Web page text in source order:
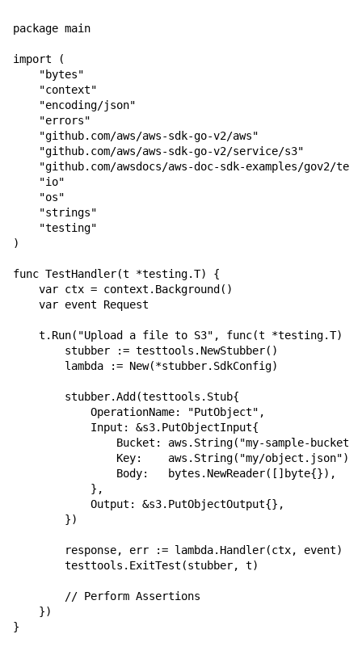
package main
import (
    "bytes"
    "context"
    "encoding/json"
    "errors"
    "github.com/aws/aws-sdk-go-v2/aws"
    "github.com/aws/aws-sdk-go-v2/service/s3"
"github.com/awsdocs/aws-doc-sdk-examples/gov2/
    "io"
    "os"
    "strings"
    "testing"
)
func TestHandler(t *testing.T) {
    var ctx = context.Background()
    var event Request
    t.Run("Upload a file to S3", func(t *testing.T) {
        stubber := testtools.NewStubber()
        lambda := New(*stubber.SdkConfig)
        stubber.Add(testtools.Stub{
            OperationName: "PutObject",
            Input: &s3.PutObjectInput{
Bucket: aws.String("my-sample-
                Key:    aws.String("my/object.json"),
                Body:   bytes.NewReader([]byte{}),
            },
            Output: &s3.PutObjectOutput{},
        })
        response, err := lambda.Handler(ctx, event)
        testtools.ExitTest(stubber, t)
        // Perform Assertions
    })